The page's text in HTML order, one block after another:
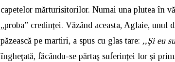
capetelor mărturisitorilor. Numai una plutea în
„proba” credinței. Văzând aceasta, Aglaie, unul
păzească pe martiri, a spus cu glas tare: ,,Şi eu
îngheţată, făcându-se părtaş suferinței lor și